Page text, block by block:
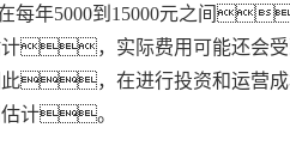
年5000到15000元之间
，实际费用可能还会受
，在进行投资和运营
估计。